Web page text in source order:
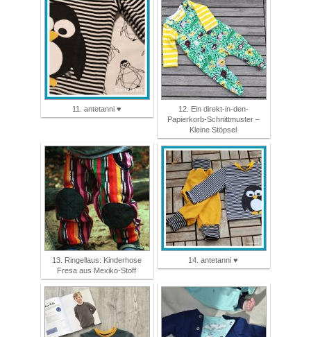
11. antetanni ♥
12. Ein direkt-in-den-
Papierkorb-Schnittmuster –
Kleine Stöpsel
13. Ringellaus: Kinderhose
Fresa aus Mexiko-Stoff
14. antetanni ♥